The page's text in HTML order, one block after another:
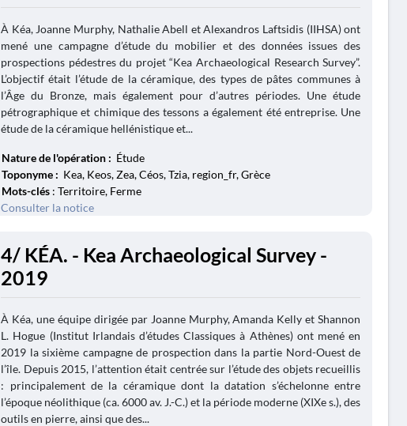
À Kéa, Joanne Murphy, Nathalie Abell et Alexandros Laftsidis (IIHSA) ont
mené une campagne d’étude du mobilier et des données issues des
prospections pédestres du projet “Kea Archaeological Research Survey”.
L’objectif était l’étude de la céramique, des types de pâtes communes à
l’Âge du Bronze, mais également pour d’autres périodes. Une étude
pétrographique et chimique des tessons a également été entreprise. Une
étude de la céramique hellénistique et...
Nature de l'opération : Étude
Toponyme : Kea, Keos, Zea, Céos, Tzia, region_fr, Grèce
Mots-clés : Territoire, Ferme
Consulter la notice
4/ KÉA. - Kea Archaeological Survey -
2019
À Kéa, une équipe dirigée par Joanne Murphy, Amanda Kelly et Shannon
L. Hogue (Institut Irlandais d’études Classiques à Athènes) ont mené en
2019 la sixième campagne de prospection dans la partie Nord-Ouest de
l’île. Depuis 2015, l’attention était centrée sur l’étude des objets recueillis
: principalement de la céramique dont la datation s’échelonne entre
l’époque néolithique (ca. 6000 av. J.-C.) et la période moderne (XIXe s.), des
outils en pierre, ainsi que des...